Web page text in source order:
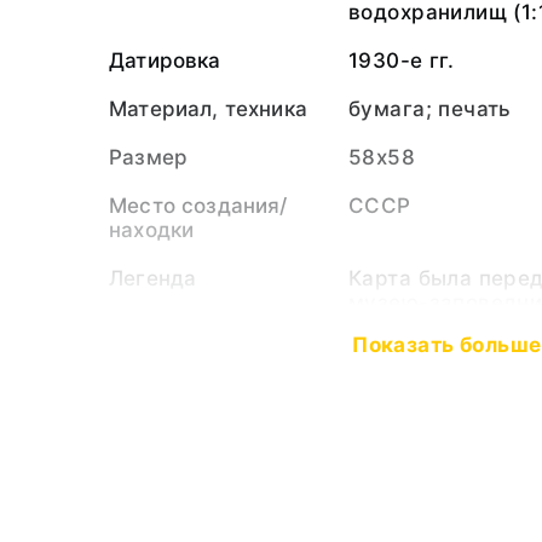
водохранилищ
Датировка
1930-е гг.
Материал, техника
бумага; печать
Размер
58х58
Место создания/
находки
СССР
Легенда
Карта была
Смирновым А.А.,
Показать больше